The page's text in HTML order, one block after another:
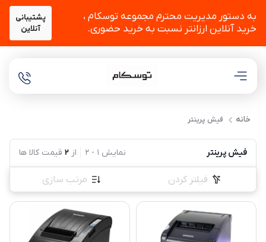
به دستور مدیریت محترم مجموعه توسکام ،
خرید آنلاین ارزانتر نسبت به خرید حضوری.
پشتیبانی
آنلاین
خانه فیش پرینتر
فیش پرینتر نمایش 1
-
2 از 2 قیمت کالا ها
فیلتر کردن مرتب سازی